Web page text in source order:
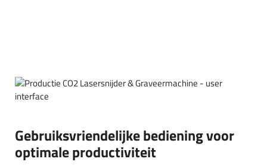
Gebruiksvriendelijke bediening voor
optimale productiviteit